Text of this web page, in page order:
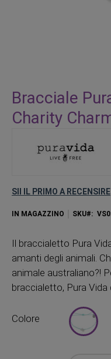
all'inizio
della
galleria
immagini
Bracciale
Charity
SII IL PRIMO A RECENSIRE
IN MAGAZZINO SKU
Il braccialetto Pura
amanti degli animali.
animale australiano?!
braccialetto, Pura Vida
Colore